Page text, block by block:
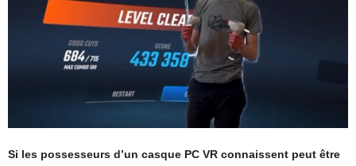
Si les possesseurs d’un casque PC VR connaissent peut être